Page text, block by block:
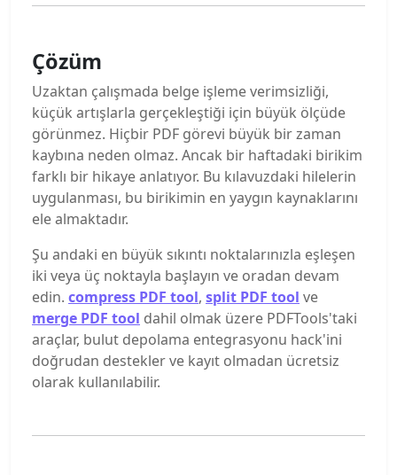
Çözüm
Uzaktan çalışmada belge işleme verimsizliği,
küçük artışlarla gerçekleştiği için büyük ölçüde
görünmez. Hiçbir PDF görevi büyük bir zaman
kaybına neden olmaz. Ancak bir haftadaki birikim
farklı bir hikaye anlatıyor. Bu kılavuzdaki hilelerin
uygulanması, bu birikimin en yaygın kaynaklarını
ele almaktadır.
Şu andaki en büyük sıkıntı noktalarınızla eşleşen
iki veya üç noktayla başlayın ve oradan devam
edin. compress PDF tool, split PDF tool ve
merge PDF tool dahil olmak üzere PDFTools'taki
araçlar, bulut depolama entegrasyonu hack'ini
doğrudan destekler ve kayıt olmadan ücretsiz
olarak kullanılabilir.